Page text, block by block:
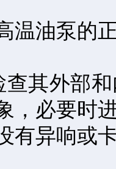
油泵的正
外部和
，必要时
有异响或